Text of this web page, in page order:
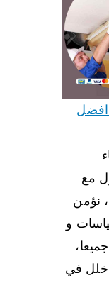
تركيب ليتات الكويت 66409555 افضل
مع
نؤمن
و
خلل في